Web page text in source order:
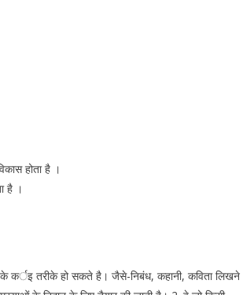
होता है ।
है ।
के कर्इ तरीके हो सकते है। जैसे-निबंध, कहानी, कविता लिखने